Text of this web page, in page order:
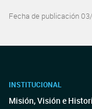
Fecha de publicación
INSTITUCIONAL
Misión, Visión e